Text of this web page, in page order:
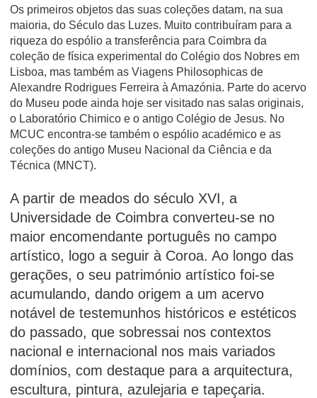
Os primeiros objetos das suas coleções datam, na sua
maioria, do Século das Luzes. Muito contribuíram para a
riqueza do espólio a transferência para Coimbra da
coleção de física experimental do Colégio dos Nobres em
Lisboa, mas também as Viagens Philosophicas de
Alexandre Rodrigues Ferreira à Amazónia. Parte do acervo
do Museu pode ainda hoje ser visitado nas salas originais,
o Laboratório Chimico e o antigo Colégio de Jesus. No
MCUC encontra-se também o espólio académico e as
coleções do antigo Museu Nacional da Ciência e da
Técnica (MNCT).
A partir de meados do século XVI, a
Universidade de Coimbra converteu-se no
maior encomendante português no campo
artístico, logo a seguir à Coroa. Ao longo das
gerações, o seu património artístico foi-se
acumulando, dando origem a um acervo
notável de testemunhos históricos e estéticos
do passado, que sobressai nos contextos
nacional e internacional nos mais variados
domínios, com destaque para a arquitectura,
escultura, pintura, azulejaria e tapeçaria.